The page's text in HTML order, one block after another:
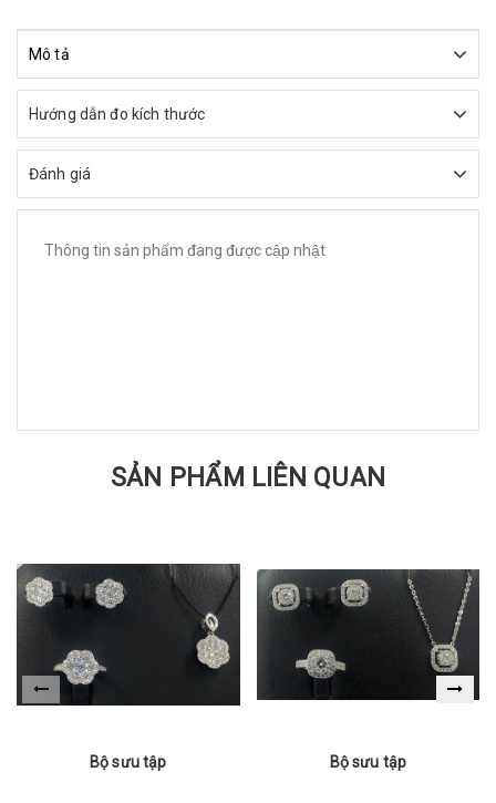
Mô tả
Hướng dẫn đo kích thước
Đánh giá
Thông tin sản phẩm đang được cập nhật
SẢN PHẨM LIÊN QUAN
Bộ sưu tập Bộ sưu tập